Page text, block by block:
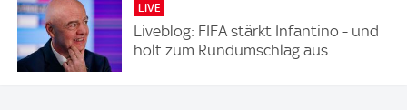
LIVE
Liveblog: FIFA stärkt Infantino - und
holt zum Rundumschlag aus